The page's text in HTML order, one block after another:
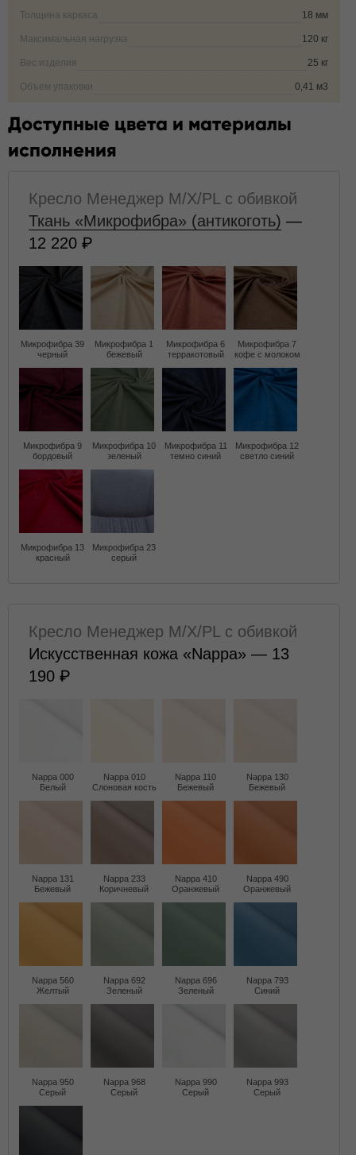
Толщина каркаса 18 мм
Максимальная нагрузка 120 кг
Вес изделия 25 кг
Объем упаковки 0,41 м3
Доступные цвета и материалы
исполнения
Кресло Менеджер M/X/PL с обивкой
Ткань «Микрофибра» (антикоготь) —
12 220
Микрофибра 39
черный
Микрофибра 1
бежевый
Микрофибра 6
терракотовый
Микрофибра 7
кофе с молоком
Микрофибра 9
бордовый
Микрофибра 10
зеленый
Микрофибра 11
темно синий
Микрофибра 12
светло синий
Микрофибра 13
красный
Микрофибра 23
серый
Кресло Менеджер M/X/PL с обивкой
Искусственная кожа «Nappa» — 13
190
Nappa 000
Белый
Nappa 010
Слоновая кость
Nappa 110
Бежевый
Nappa 130
Бежевый
Nappa 131
Бежевый
Nappa 233
Коричневый
Nappa 410
Оранжевый
Nappa 490
Оранжевый
Nappa 560
Желтый
Nappa 692
Зеленый
Nappa 696
Зеленый
Nappa 793
Синий
Nappa 950
Серый
Nappa 968
Серый
Nappa 990
Серый
Nappa 993
Серый